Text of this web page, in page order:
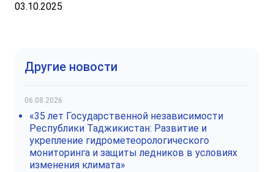
03.10.2025
Другие новости
06.08.2026
«35 лет Государственной независимости
Республики Таджикистан: Развитие и
укрепление гидрометеорологического
мониторинга и защиты ледников в условиях
изменения климата»